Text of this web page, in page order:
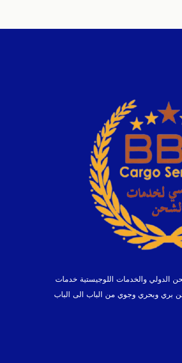
والخدمات اللوجيستية خدمات
بري وبحري وجوي من الباب الى الباب